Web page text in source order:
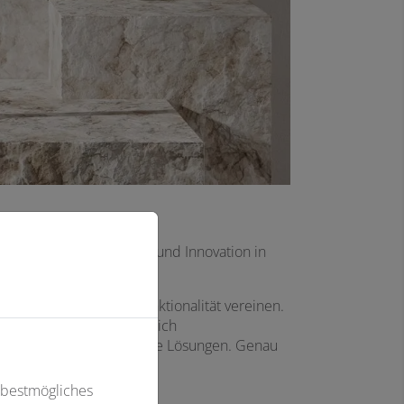
beweist, dass Tradition und Innovation in
und höchste Funktionalität vereinen.
im Küchenbereich
und durchdachte Lösungen. Genau